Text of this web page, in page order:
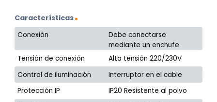
Características
Conexión
Debe conectarse
mediante un enchufe
Tensión de conexión
Alta tensión 220/230V
Control de iluminación
Interruptor en el cable
Protección IP
IP20 Resistente al polvo